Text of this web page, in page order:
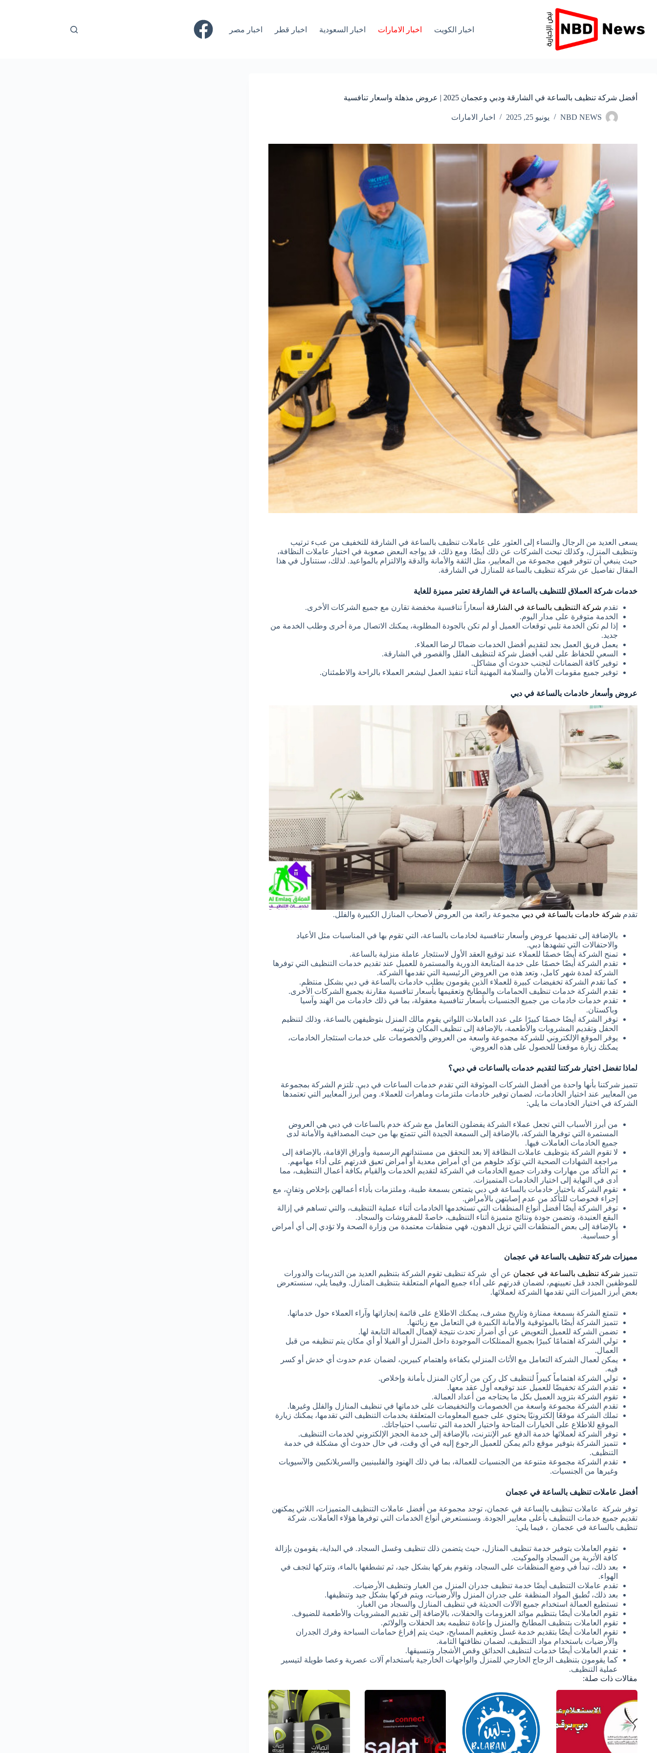
اخبار الكويت اخبار الامارات اخبار السعودية اخبار قطر اخبار مصر
أفضل شركة تنظيف بالساعة في الشارقة ودبي وعجمان 2025 | عروض مذهلة واسعار تنافسية
NBD NEWS يونيو 25, 2025 اخبار الامارات
يسعى العديد من الرجال والنساء إلى العثور على عاملات تنظيف بالساعة في الشارقة للتخفيف من عبء ترتيب
وتنظيف المنزل، وكذلك تبحث الشركات عن ذلك أيضًا. ومع ذلك، قد يواجه البعض صعوبة في اختيار عاملات النظافة،
حيث ينبغي أن تتوفر فيهن مجموعة من المعايير، مثل الثقة والأمانة والدقة والالتزام بالمواعيد. لذلك، سنتناول في هذا
المقال تفاصيل عن شركة تنظيف بالساعة للمنازل في الشارقة.
خدمات شركة العملاق للتنظيف بالساعة في الشارقة تعتبر مميزة للغاية
تقدم شركة التنظيف بالساعة في الشارقة أسعاراً تنافسية مخفضة تقارن مع جميع الشركات الأخرى.
الخدمة متوفرة على مدار اليوم.
إذا لم تكن الخدمة تلبي توقعات العميل أو لم تكن بالجودة المطلوبة، يمكنك الاتصال مرة أخرى وطلب الخدمة من
جديد.
يعمل فريق العمل بجد لتقديم أفضل الخدمات ضمانًا لرضا العملاء.
السعي للحفاظ على لقب أفضل شركة لتنظيف الفلل والقصور في الشارقة.
توفير كافة الضمانات لتجنب حدوث أي مشاكل.
توفير جميع مقومات الأمان والسلامة المهنية أثناء تنفيذ العمل ليشعر العملاء بالراحة والاطمئنان.
عروض وأسعار خادمات بالساعة في دبي
تقدم شركة خادمات بالساعة في دبي مجموعة رائعة من العروض لأصحاب المنازل الكبيرة والفلل.
بالإضافة إلى تقديمها عروض وأسعار تنافسية لخادمات بالساعة، التي تقوم بها في المناسبات مثل الأعياد
والاحتفالات التي تشهدها دبي.
تمنح الشركة أيضًا خصمًا للعملاء عند توقيع العقد الأول لاستئجار عاملة منزلية بالساعة.
تقدم الشركة أيضًا خصمًا على خدمة المتابعة الدورية والمستمرة للعميل عند تقديم خدمات التنظيف التي توفرها
الشركة لمدة شهر كامل، وتعد هذه من العروض الرئيسية التي تقدمها الشركة.
كما تقدم الشركة تخفيضات كبيرة للعملاء الذين يقومون بطلب خادمات بالساعة في دبي بشكل منتظم.
تقدم الشركة خدمات تنظيف الحمامات والمطابخ وتعقيمها بأسعار تنافسية مقارنة بجميع الشركات الأخرى.
تقدم خدمات خادمات من جميع الجنسيات بأسعار تنافسية معقولة، بما في ذلك خادمات من الهند وآسيا
وباكستان.
توفر الشركة أيضًا خصمًا كبيرًا على عدد العاملات اللواتي يقوم مالك المنزل بتوظيفهن بالساعة، وذلك لتنظيم
الحفل وتقديم المشروبات والأطعمة، بالإضافة إلى تنظيف المكان وترتيبه.
يوفر الموقع الإلكتروني للشركة مجموعة واسعة من العروض والخصومات على خدمات استئجار الخادمات،
يمكنك زيارة موقعنا للحصول على هذه العروض.
لماذا تفضل اختيار شركتنا لتقديم خدمات بالساعات في دبي؟
تتميز شركتنا بأنها واحدة من أفضل الشركات الموثوقة التي تقدم خدمات الساعات في دبي. تلتزم الشركة بمجموعة
من المعايير عند اختيار الخادمات، لضمان توفير خادمات ملتزمات وماهرات للعملاء. ومن أبرز المعايير التي تعتمدها
الشركة في اختيار الخادمات ما يلي:
من أبرز الأسباب التي تجعل عملاء الشركة يفضلون التعامل مع شركة خدم بالساعات في دبي هي العروض
المستمرة التي توفرها الشركة، بالإضافة إلى السمعة الجيدة التي تتمتع بها من حيث المصداقية والأمانة لدى
جميع الخادمات العاملات فيها.
لا تقوم الشركة بتوظيف عاملات النظافة إلا بعد التحقق من مستنداتهم الرسمية وأوراق الإقامة، بالإضافة إلى
مراجعة الشهادات الصحية التي تؤكد خلوهم من أي أمراض معدية أو أمراض تعيق قدرتهم على أداء مهامهم.
تم التأكد من مهارات وقدرات جميع الخادمات في الشركة لتقديم الخدمات والقيام بكافة أعمال التنظيف، مما
أدى في النهاية إلى اختيار الخادمات المتميزات.
تقوم الشركة باختيار خادمات بالساعة في دبي يتمتعن بسمعة طيبة، وملتزمات بأداء أعمالهن بإخلاص وتفانٍ، مع
إجراء فحوصات للتأكد من عدم إصابتهن بالأمراض.
توفر الشركة أيضًا أفضل أنواع المنظفات التي تستخدمها الخادمات أثناء عملية التنظيف، والتي تساهم في إزالة
البقع العنيدة، وتضمن جودة ونتائج متميزة أثناء التنظيف، خاصةً للمفروشات والسجاد.
بالإضافة إلى بعض المنظفات التي تزيل الدهون، فهي منظفات معتمدة من وزارة الصحة ولا تؤدي إلى أي أمراض
أو حساسية.
مميزات شركة تنظيف بالساعة في عجمان
تتميز شركة تنظيف بالساعة في عجمان عن أي شركة تنظيف تقوم الشركة بتنظيم العديد من التدريبات والدورات
للموظفين الجدد قبل تعيينهم، لضمان قدرتهم على أداء جميع المهام المتعلقة بتنظيف المنازل. وفيما يلي، سنستعرض
بعض أبرز الميزات التي تقدمها الشركة لعملائها.
تتمتع الشركة بسمعة ممتازة وتاريخ مشرف، يمكنك الاطلاع على قائمة إنجازاتها وآراء العملاء حول خدماتها.
تتميز الشركة أيضًا بالموثوقية والأمانة الكبيرة في التعامل مع زبائنها.
تضمن الشركة للعميل التعويض عن أي أضرار تحدث نتيجة لإهمال العمالة التابعة لها.
تولي الشركة اهتمامًا كبيرًا بجميع الممتلكات الموجودة داخل المنزل أو الفيلا أو أي مكان يتم تنظيفه من قبل
العمال.
يمكن لعمال الشركة التعامل مع الأثاث المنزلي بكفاءة واهتمام كبيرين، لضمان عدم حدوث أي خدش أو كسر
فيه.
تولي الشركة اهتماماً كبيراً لتنظيف كل ركن من أركان المنزل بأمانة وإخلاص.
تقدم الشركة تخفيضًا للعميل عند توقيعه أول عقد معها.
تقوم الشركة بتزويد العميل بكل ما يحتاجه من أعداد العمالة.
تقدم الشركة مجموعة واسعة من الخصومات والتخفيضات على خدماتها في تنظيف المنازل والفلل وغيرها.
تملك الشركة موقعًا إلكترونيًا يحتوي على جميع المعلومات المتعلقة بخدمات التنظيف التي تقدمها، يمكنك زيارة
الموقع للاطلاع على الخيارات المتاحة واختيار الخدمة التي تناسب احتياجاتك.
توفر الشركة لعملائها خدمة الدفع عبر الإنترنت، بالإضافة إلى خدمة الحجز الإلكتروني لخدمات التنظيف.
تتميز الشركة بتوفير موقع دائم يمكن للعميل الرجوع إليه في أي وقت، في حال حدوث أي مشكلة في خدمة
التنظيف.
تقدم الشركة مجموعة متنوعة من الجنسيات للعمالة، بما في ذلك الهنود والفلبينيين والسريلانكيين والآسيويات
وغيرها من الجنسيات.
أفضل عاملات تنظيف بالساعة في عجمان
توفر شركة عاملات تنظيف بالساعة في عجمان، توجد مجموعة من أفضل عاملات التنظيف المتميزات، اللاتي يمكنهن
تقديم جميع خدمات التنظيف بأعلى معايير الجودة. وسنستعرض أنواع الخدمات التي توفرها هؤلاء العاملات. شركة
تنظيف بالساعة في عجمان ، فيما يلي:
تقوم العاملات بتوفير خدمة تنظيف المنازل، حيث يتضمن ذلك تنظيف وغسل السجاد. في البداية، يقومون بإزالة
كافة الأتربة من السجاد والموكيت.
بعد ذلك، تبدأ في وضع المنظفات على السجاد، وتقوم بفركها بشكل جيد، ثم تشطفها بالماء، وتتركها لتجف في
الهواء.
تقدم عاملات التنظيف أيضًا خدمة تنظيف جدران المنزل من الغبار وتنظيف الأرضيات.
بعد ذلك، تُطبق المواد المنظفة على جدران المنزل والأرضيات، ويتم فركها بشكل جيد وتنظيفها.
تستطيع العمالة استخدام جميع الآلات الحديثة في تنظيف المنازل والسجاد من الغبار.
تقوم العاملات أيضًا بتنظيم موائد العزومات والحفلات، بالإضافة إلى تقديم المشروبات والأطعمة للضيوف.
تقوم العاملات بتنظيف المطابخ والمنزل وإعادة تنظيمه بعد الحفلات والولائم.
تقوم العاملات أيضًا بتقديم خدمة غسل وتعقيم المسابح، حيث يتم إفراغ حمامات السباحة وفرك الجدران
والأرضيات باستخدام مواد التنظيف، لضمان نظافتها التامة.
تقدم العاملات أيضًا خدمات لتنظيف الحدائق وقص الأشجار وتنسيقها.
كما يقومون بتنظيف الزجاج الخارجي للمنزل والواجهات الخارجية باستخدام آلات عصرية وعصا طويلة لتيسير
عملية التنظيف.
مقالات ذات صلة: